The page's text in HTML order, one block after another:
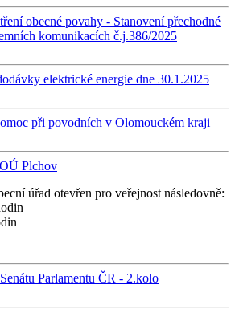
obecné povahy - Stanovení přechodné
komunikacích č.j.386/2025
elektrické energie dne 30.1.2025
při povodních v Olomouckém kraji
Plchov
úřad otevřen pro veřejnost následovně:
Parlamentu ČR - 2.kolo